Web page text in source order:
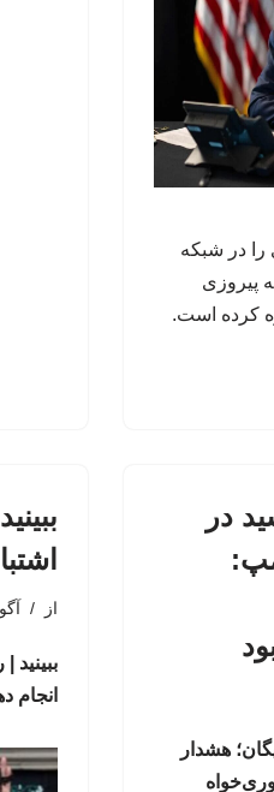
را در شبکه
پیروزی
کرده است.
در
هشدار
از
ببینید
انجام